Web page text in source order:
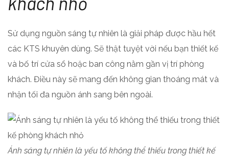
Sử dụng nguồn sáng tự nhiên là giải pháp được hầu hết
các KTS khuyên dùng. Sẽ thật tuyệt vời nếu bạn thiết kế
và bố trí cửa sổ hoặc ban công nằm gần vị trí phòng
khách. Điều này sẽ mang đến không gian thoáng mát và
nhận tối đa nguồn ánh sang bên ngoài.
Ánh sáng tự nhiên là yếu tố không thể thiếu trong thiết kế